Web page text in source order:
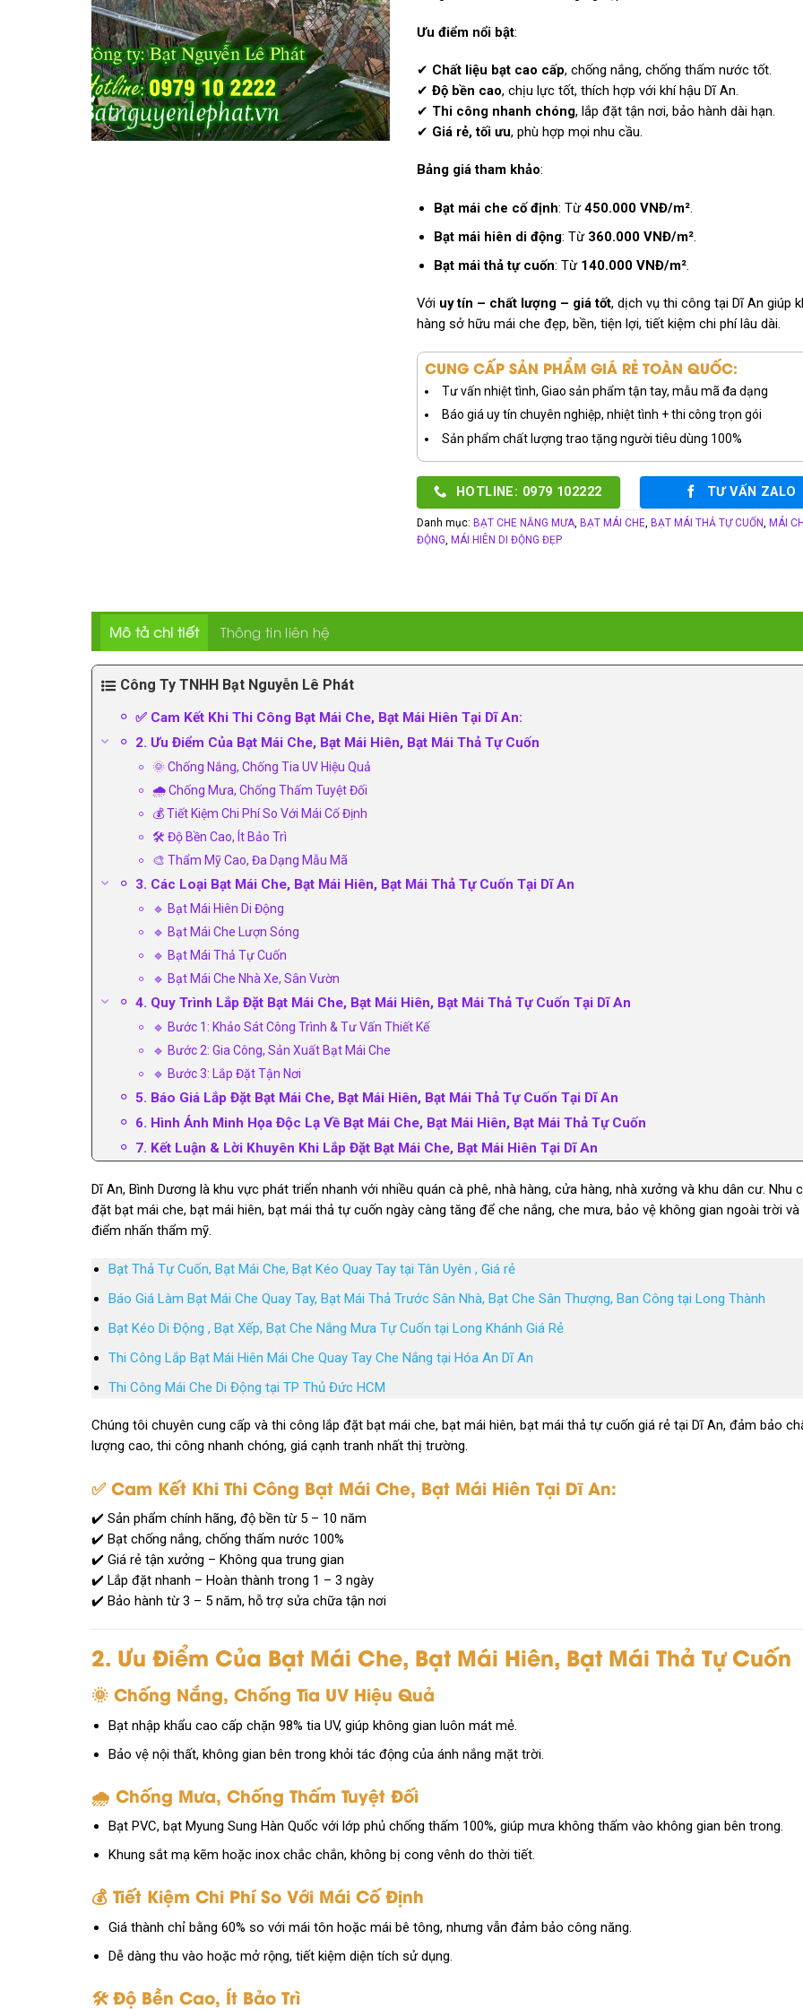
Ưu điểm nổi bật:
✔ Chất liệu bạt cao cấp, chống nắng, chống thấm nước tốt.
✔ Độ bền cao, chịu lực tốt, thích hợp với khí hậu Dĩ An.
✔ Thi công nhanh chóng, lắp đặt tận nơi, bảo hành dài hạn.
✔ Giá rẻ, tối ưu, phù hợp mọi nhu cầu.
Bảng giá tham khảo:
Bạt mái che cố định: Từ450.000 VNĐ/m².
Bạt mái hiên di động: Từ 360.000 VNĐ/m².
Bạt mái thả tự cuốn: Từ 140.000 VNĐ/m².
Với uy tín – chất lượng – giá tốt, dịch vụ thi công tại Dĩ An giúp
hàng sở hữu mái che đẹp, bền, tiện lợi, tiết kiệm chi phí lâu dài.
CUNG CẤP SẢN PHẨM GIÁ RẺ TOÀN QUỐC:
Tư vấn nhiệt tình, Giao sản phẩm tận tay, mẫu mã đa dạng
Báo giá uy tín chuyên nghiệp, nhiệt tình + thi công trọn gói
Sản phẩm chất lượng trao tặng người tiêu dùng 100%
HOTLINE: 0979 102222 TƯ VẤN ZALO
Danh mục: BẠT CHE NẮNG MƯA, BẠT MÁI CHE, BẠT MÁI THẢ TỰ CUỐN, MÁI
ĐỘNG, MÁI HIÊN DI ĐỘNG ĐẸP
Mô tả chi tiết Thông tin liên hệ
Công Ty TNHH Bạt Nguyễn Lê Phát
✅ Cam Kết Khi Thi Công Bạt Mái Che, Bạt Mái Hiên Tại Dĩ An:
2. Ưu Điểm Của Bạt Mái Che, Bạt Mái Hiên, Bạt Mái Thả Tự Cuốn
🌞 Chống Nắng, Chống Tia UV Hiệu Quả
🌧️ Chống Mưa, Chống Thấm Tuyệt Đối
💰 Tiết Kiệm Chi Phí So Với Mái Cố Định
🛠️ Độ Bền Cao, Ít Bảo Trì
🎨 Thẩm Mỹ Cao, Đa Dạng Mẫu Mã
3. Các Loại Bạt Mái Che, Bạt Mái Hiên, Bạt Mái Thả Tự Cuốn Tại Dĩ An
🔹 Bạt Mái Hiên Di Động
🔹 Bạt Mái Che Lượn Sóng
🔹 Bạt Mái Thả Tự Cuốn
🔹 Bạt Mái Che Nhà Xe, Sân Vườn
4. Quy Trình Lắp Đặt Bạt Mái Che, Bạt Mái Hiên, Bạt Mái Thả Tự Cuốn Tại Dĩ An
🔹 Bước 1: Khảo Sát Công Trình & Tư Vấn Thiết Kế
🔹 Bước 2: Gia Công, Sản Xuất Bạt Mái Che
🔹 Bước 3: Lắp Đặt Tận Nơi
5. Báo Giá Lắp Đặt Bạt Mái Che, Bạt Mái Hiên, Bạt Mái Thả Tự Cuốn Tại Dĩ An
6. Hình Ảnh Minh Họa Độc Lạ Về Bạt Mái Che, Bạt Mái Hiên, Bạt Mái Thả Tự Cuốn
7. Kết Luận & Lời Khuyên Khi Lắp Đặt Bạt Mái Che, Bạt Mái Hiên Tại Dĩ An
Dĩ An, Bình Dương là khu vực phát triển nhanh với nhiều quán cà phê, nhà hàng, cửa hàng, nhà xưởng và khu dân cư. Nhu
đặt bạt mái che, bạt mái hiên, bạt mái thả tự cuốn ngày càng tăng để che nắng, che mưa, bảo vệ không gian ngoài trời và
điểm nhấn thẩm mỹ.
Bạt Thả Tự Cuốn, Bạt Mái Che, Bạt Kéo Quay Tay tại Tân Uyên , Giá rẻ
Báo Giá Làm Bạt Mái Che Quay Tay, Bạt Mái Thả Trước Sân Nhà, Bạt Che Sân Thượng, Ban Công tại Long Thành
Bạt Kéo Di Động , Bạt Xếp, Bạt Che Nắng Mưa Tự Cuốn tại Long Khánh Giá Rẻ
Thi Công Lắp Bạt Mái Hiên Mái Che Quay Tay Che Nắng tại Hóa An Dĩ An
Thi Công Mái Che Di Động tại TP Thủ Đức HCM
Chúng tôi chuyên cung cấp và thi công lắp đặt bạt mái che, bạt mái hiên, bạt mái thả tự cuốn giá rẻ tại Dĩ An, đảm bảo
lượng cao, thi công nhanh chóng, giá cạnh tranh nhất thị trường.
✅ Cam Kết Khi Thi Công Bạt Mái Che, Bạt Mái Hiên Tại Dĩ An:
✔️ Sản phẩm chính hãng, độ bền từ 5 – 10 năm
✔️ Bạt chống nắng, chống thấm nước 100%
✔️ Giá rẻ tận xưởng – Không qua trung gian
✔️ Lắp đặt nhanh – Hoàn thành trong 1 – 3 ngày
✔️ Bảo hành từ 3 – 5 năm, hỗ trợ sửa chữa tận nơi
2. Ưu Điểm Của Bạt Mái Che, Bạt Mái Hiên, Bạt Mái Thả Tự Cuốn
🌞 Chống Nắng, Chống Tia UV Hiệu Quả
Bạt nhập khẩu cao cấp chặn 98% tia UV, giúp không gian luôn mát mẻ.
Bảo vệ nội thất, không gian bên trong khỏi tác động của ánh nắng mặt trời.
🌧️ Chống Mưa, Chống Thấm Tuyệt Đối
Bạt PVC, bạt Myung Sung Hàn Quốc với lớp phủ chống thấm 100%, giúp mưa không thấm vào không gian bên trong.
Khung sắt mạ kẽm hoặc inox chắc chắn, không bị cong vênh do thời tiết.
💰 Tiết Kiệm Chi Phí So Với Mái Cố Định
Giá thành chỉ bằng 60% so với mái tôn hoặc mái bê tông, nhưng vẫn đảm bảo công năng.
Dễ dàng thu vào hoặc mở rộng, tiết kiệm diện tích sử dụng.
🛠️ Độ Bền Cao, Ít Bảo Trì